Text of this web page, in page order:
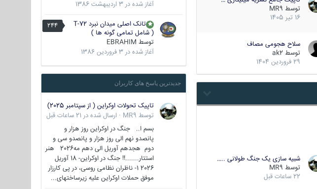
توسط MR9
16 تیر 1405
سلاح هجومی مصاف
توسط ak2
29 فروردین 1404
شبیه سازی یک جنگ طولانی ..…
توسط MR9
22 ساعات قبل
آغاز شده در 3 اردیبهشت 1386
244
تانک اصلی میدان نبرد T-72
( شامل تمامی گونه ها )
توسط EBRAHIM
آغاز شده در 3 فروردین 1386
جدیدترین پاسخ های کاربران
تاپیک تحولات اوکراین ( از سپتامبر 2025)
توسط MR9
· ارسال شده در 21 ساعات قبل
بسم ا.. جنگ در اوکراین روز هزار و
پانصدو نهم الی روز هزار و پانصدو سی و
دوم هجدهم آوریل الی دهم مه2026 هنر
استتار.......!! جنگ در اوکراین- 18 آوریل
2026 1- ناظران نظامی روسی، در پی کارزار
موفق حملات اوکراین علیه زیرساختهای...